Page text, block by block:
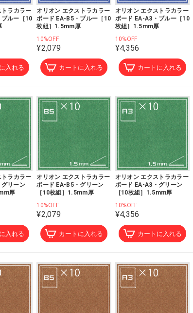
ラカラー
ルー［10
入れる
オリオン エクストラカラー
ボード EA-B5・ブルー［10
枚組］1.5mm厚
10%OFF
¥2,079
カートに入れる
オリオン エクストラカラー
ボード EA-A3・ブルー［10
枚組］1.5mm厚
10%OFF
¥4,356
カートに入れる
ラカラー
リーン
厚
入れる
オリオン エクストラカラー
ボード EA-B5・グリーン
［10枚組］1.5mm厚
10%OFF
¥2,079
カートに入れる
オリオン エクストラカラー
ボード EA-A3・グリーン
［10枚組］1.5mm厚
10%OFF
¥4,356
カートに入れる